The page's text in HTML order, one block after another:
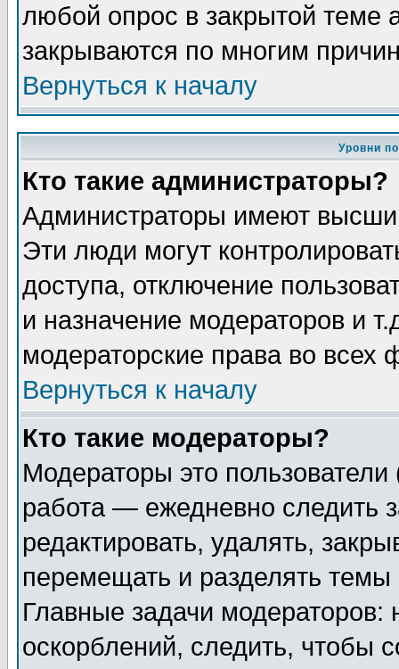
любой опрос в закрытой теме
закрываются по многим
Вернуться к началу
Уровни
Кто такие администраторы?
Администраторы имеют
Эти люди могут
доступа, отключение
и назначение модераторов и
модераторские права во всех
Вернуться к началу
Кто такие модераторы?
Модераторы это
работа — ежедневно следить
редактировать, удалять,
перемещать и разделять
Главные задачи
оскорблений, следить, чтобы